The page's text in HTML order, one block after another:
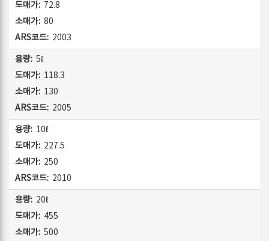
72.8
80
2003
5ℓ
118.3
130
2005
10ℓ
227.5
250
2010
20ℓ
455
500